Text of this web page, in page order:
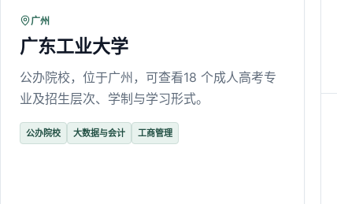
广州
广东工业大学
公办院校，位于广州，可查看18 个成人高考专
业及招生层次、学制与学习形式。
公办院校 大数据与会计 工商管理